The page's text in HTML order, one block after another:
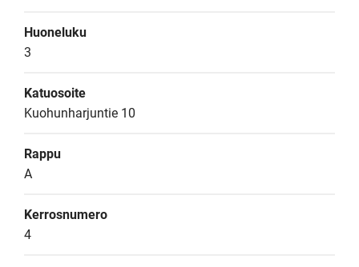
Huoneluku
3
Katuosoite
Kuohunharjuntie 10
Rappu
A
Kerrosnumero
4